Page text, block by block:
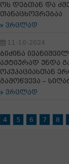
ოს დებთან და
თანაცხოვრებაა
ვრცლად
11-10-2024
ბიძინა
აქტიურად უნდა
ოკუპაციასთან
გამოწვევა –
ვრცლად
4 5 6 7 8